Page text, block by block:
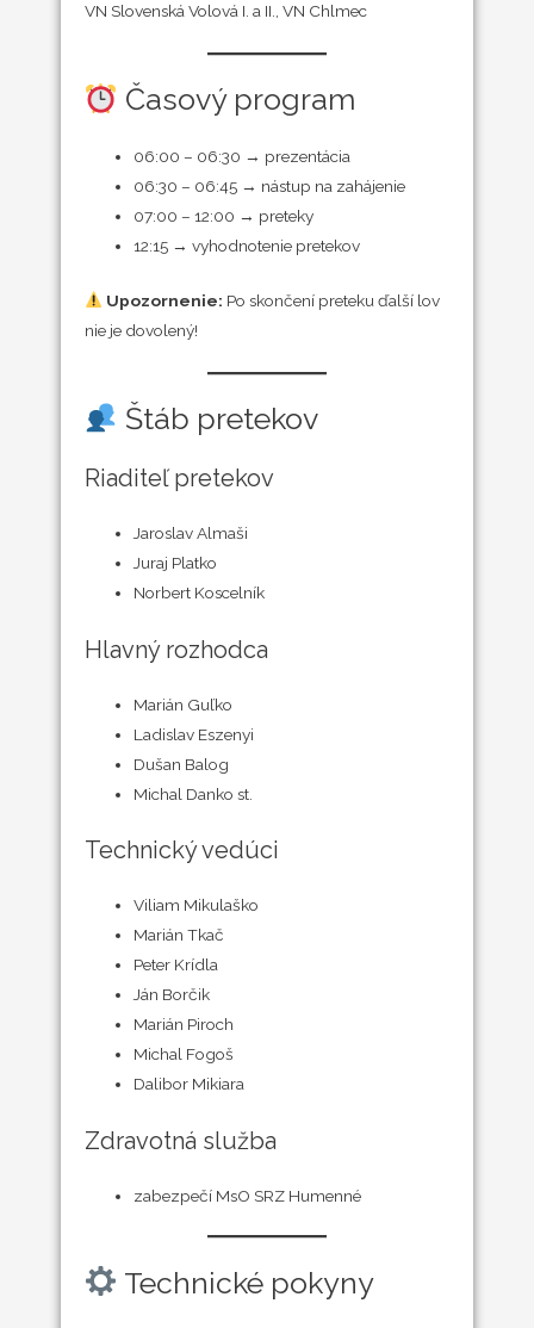
VN Slovenská Volová I. a II., VN Chlmec
Časový program
06:00 – 06:30 → prezentácia
06:30 – 06:45 → nástup na zahájenie
07:00 – 12:00 → preteky
12:15 → vyhodnotenie pretekov
Upozornenie: Po skončení preteku ďalší lov
nie je dovolený!
Štáb pretekov
Riaditeľ pretekov
Jaroslav Almaši
Juraj Platko
Norbert Koscelník
Hlavný rozhodca
Marián Guľko
Ladislav Eszenyi
Dušan Balog
Michal Danko st.
Technický vedúci
Viliam Mikulaško
Marián Tkač
Peter Krídla
Ján Borčik
Marián Piroch
Michal Fogoš
Dalibor Mikiara
Zdravotná služba
zabezpečí MsO SRZ Humenné
Technické pokyny